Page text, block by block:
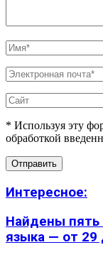
* Используя эту
обработкой
Интересное:
Найдены пять
языка — от 29